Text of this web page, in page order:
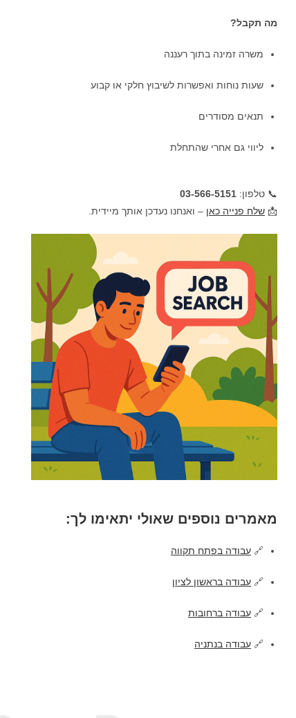
מה תקבל?
משרה זמינה בתוך רעננה
שעות נוחות ואפשרות לשיבוץ חלקי או קבוע
תנאים מסודרים
ליווי גם אחרי שהתחלת
📞 טלפון: 03-566-5151
📩 שלח פנייה כאן – ואנחנו נעדכן אותך מיידית.
מאמרים נוספים שאולי יתאימו לך:
🔗 עבודה בפתח תקווה
🔗 עבודה בראשון לציון
🔗 עבודה ברחובות
🔗 עבודה בנתניה